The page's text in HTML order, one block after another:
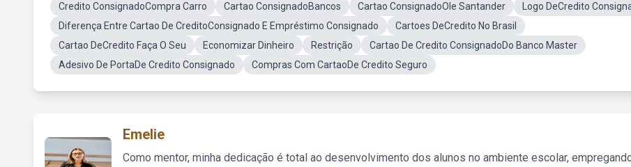
Credito ConsignadoCompra Carro
Cartao ConsignadoBancos Cartao ConsignadoOle Santander
Logo DeCredito
Diferença Entre Cartao De CreditoConsignado E Empréstimo Consignado
Cartoes DeCredito No Brasil
Cartao DeCredito Faça O Seu
Economizar Dinheiro Restrição
Cartao De Credito ConsignadoDo Banco Master
Adesivo De PortaDe Credito Consignado
Compras Com CartaoDe Credito Seguro
Emelie
Como mentor, minha dedicação é total ao desenvolvimento dos alunos no ambiente escolar,